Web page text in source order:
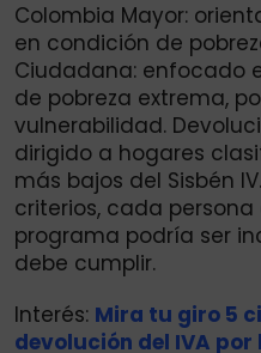
Colombia Mayor:
en condición de
Ciudadana: enfocado
de pobreza extrema,
vulnerabilidad.
dirigido a hogares
más bajos del Sisbén
criterios, cada
programa podría ser
debe cumplir.
Interés: Mira tu giro 5
devolución del IVA por